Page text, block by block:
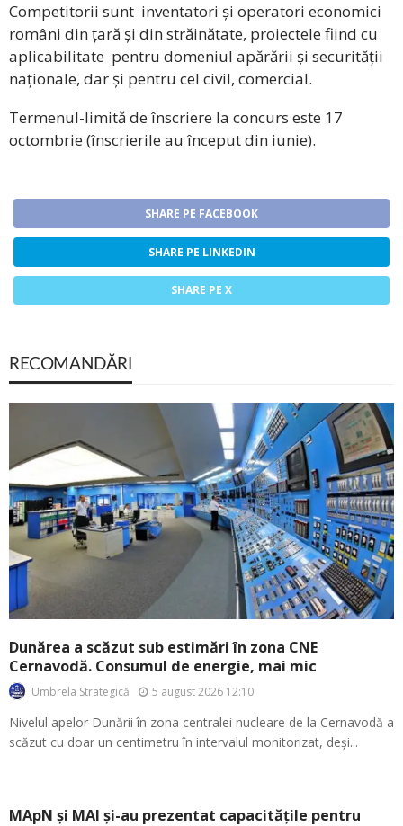
Competitorii sunt inventatori și operatori economici
români din țară și din străinătate, proiectele fiind cu
aplicabilitate pentru domeniul apărării și securității
naționale, dar și pentru cel civil, comercial.
Termenul-limită de înscriere la concurs este 17
octombrie (înscrierile au început din iunie).
SHARE PE FACEBOOK
SHARE PE LINKEDIN
SHARE PE X
RECOMANDĂRI
Dunărea a scăzut sub estimări în zona CNE
Cernavodă. Consumul de energie, mai mic
Umbrela Strategică 5 august 2026 12:10
Nivelul apelor Dunării în zona centralei nucleare de la Cernavodă a
scăzut cu doar un centimetru în intervalul monitorizat, deși...
MApN și MAI și-au prezentat capacitățile pentru